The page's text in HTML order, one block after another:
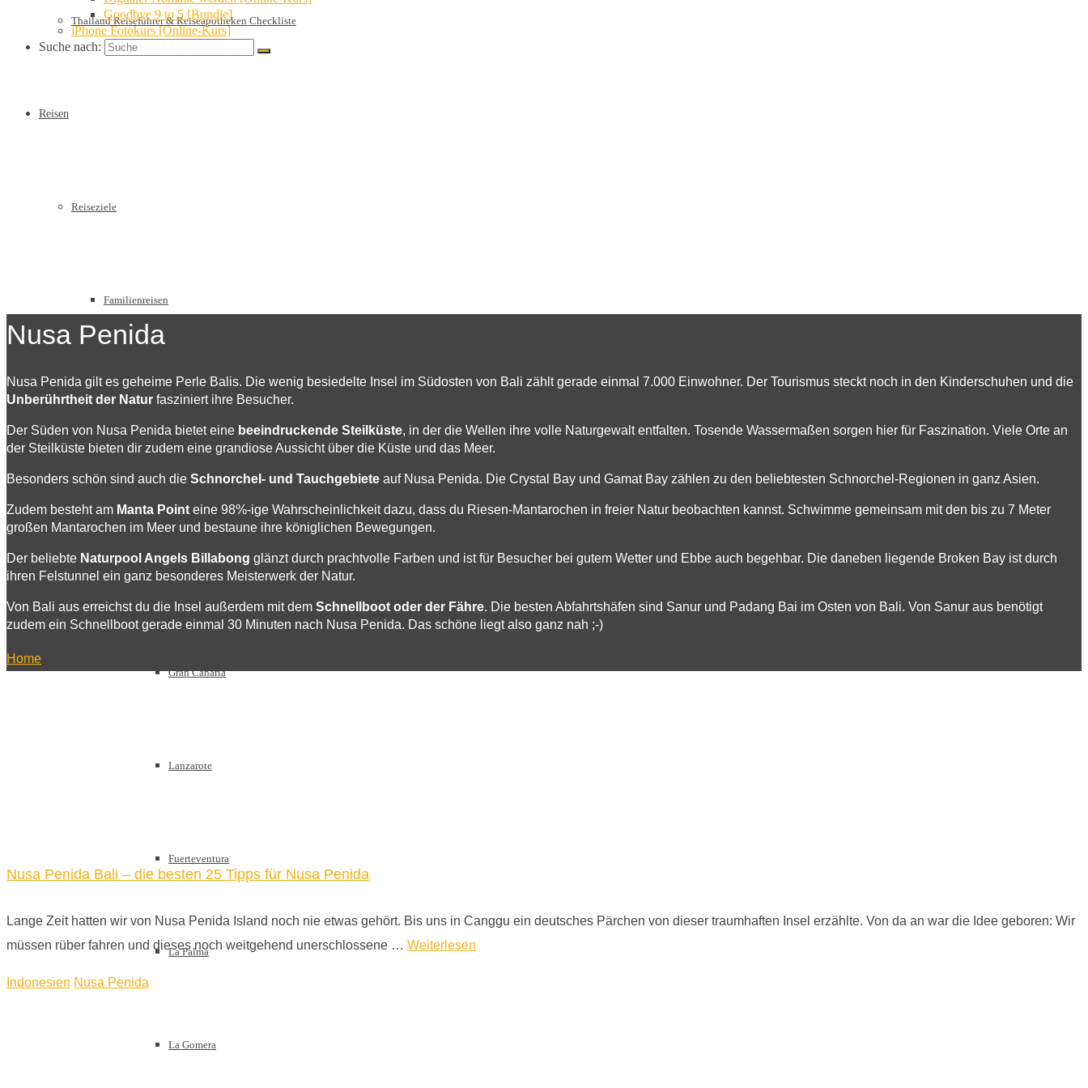
Thailand Reiseführer & Reiseapotheken Checkliste
Reisen
Reiseziele
Familienreisen
Europa
Kanarische Inseln
Teneriffa
Gran Canaria
Lanzarote
Fuerteventura
La Palma
La Gomera
Goodbye 9 to 5 [Bundle]
iPhone Fotokurs [Online-Kurs]
Suche nach:
Nusa Penida
Nusa Penida gilt es geheime Perle Balis. Die wenig besiedelte Insel im Südosten von Bali zählt gerade einmal 7.000 Einwohner. Der Tourismus steckt noch in den Kinderschuhen und die
Unberührtheit der Natur fasziniert ihre Besucher.
Der Süden von Nusa Penida bietet eine beeindruckende Steilküste, in der die Wellen ihre volle Naturgewalt entfalten. Tosende Wassermaßen sorgen hier für Faszination. Viele Orte an
der Steilküste bieten dir zudem eine grandiose Aussicht über die Küste und das Meer.
Besonders schön sind auch die Schnorchel- und Tauchgebiete auf Nusa Penida. Die Crystal Bay und Gamat Bay zählen zu den beliebtesten Schnorchel-Regionen in ganz Asien.
Zudem besteht am Manta Point eine 98%-ige Wahrscheinlichkeit dazu, dass du Riesen-Mantarochen in freier Natur beobachten kannst. Schwimme gemeinsam mit den bis zu 7 Meter
großen Mantarochen im Meer und bestaune ihre königlichen Bewegungen.
Der beliebte Naturpool Angels Billabong glänzt durch prachtvolle Farben und ist für Besucher bei gutem Wetter und Ebbe auch begehbar. Die daneben liegende Broken Bay ist durch
ihren Felstunnel ein ganz besonderes Meisterwerk der Natur.
Von Bali aus erreichst du die Insel außerdem mit dem Schnellboot oder der Fähre. Die besten Abfahrtshäfen sind Sanur und Padang Bai im Osten von Bali. Von Sanur aus benötigt
zudem ein Schnellboot gerade einmal 30 Minuten nach Nusa Penida. Das schöne liegt also ganz nah ;-)
Home
Nusa Penida Bali – die besten 25 Tipps für Nusa Penida
Lange Zeit hatten wir von Nusa Penida Island noch nie etwas gehört. Bis uns in Canggu ein deutsches Pärchen von dieser traumhaften Insel erzählte. Von da an war die Idee geboren: Wir
müssen rüber fahren und dieses noch weitgehend unerschlossene … Weiterlesen
Indonesien Nusa Penida